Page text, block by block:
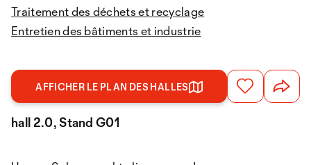
Traitement des déchets et recyclage
Entretien des bâtiments et industrie
AFFICHER LE PLAN DES HALLES
hall 2.0, Stand G01